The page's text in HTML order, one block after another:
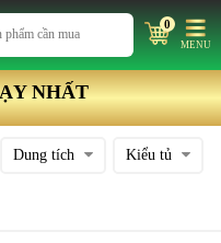
0
MENU
NHẤT
Dung tích Kiểu tủ